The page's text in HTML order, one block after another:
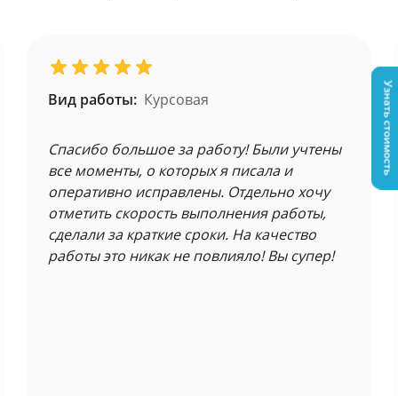
Вид работы: Курсовая
Спасибо большое за работу! Были учтены
все моменты, о которых я писала и
оперативно исправлены. Отдельно хочу
отметить скорость выполнения работы,
сделали за краткие сроки. На качество
работы это никак не повлияло! Вы супер!
Узнать стоимость